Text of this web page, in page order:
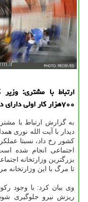
ارتباط با مشتری:
۷۰۰هزار كار اولی دارای دفترچه بیمه در سال قبل خبرداد.
به گزارش ارتباط با
دیدار با آیت الله نوری
كشور رخ داد، نسبتا
اجتماعی انجام شده
بزرگترین وزارتخانه
تا مرگ با این وزارتخانه
وی بیان كرد: با وجود
ریزش نیرو جلوگیری